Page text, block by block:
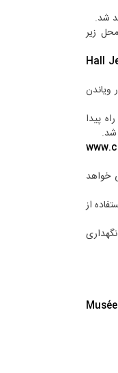
25 مه در محل زیر
Hall
ویاندن
پیدا
شد.
خواهد
از